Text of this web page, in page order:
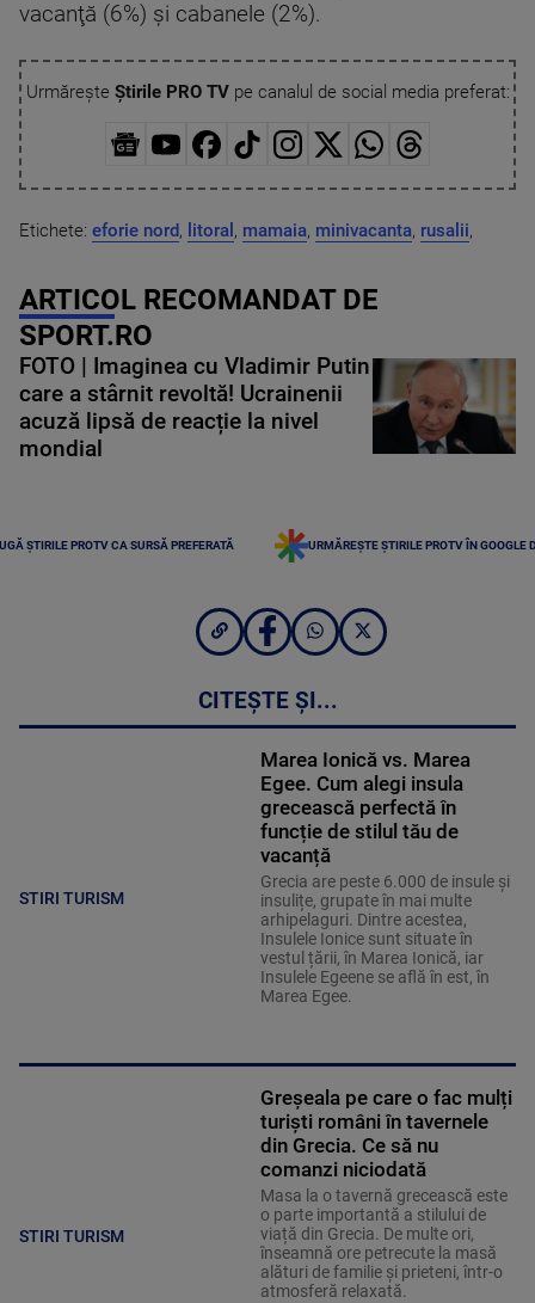
vacanţă (6%) şi cabanele (2%).
Urmărește Știrile PRO TVpe canalul de social media preferat:
Etichete: eforie nord, litoral , mamaia, minivacanta, rusalii,
ARTICOL RECOMANDAT DE
SPORT.RO
FOTO | Imaginea cu Vladimir Putin
care a stârnit revoltă! Ucrainenii
acuză lipsă de reacție la nivel
mondial
ȘTIRILE PROTV CA SURSĂ PREFERATĂ URMĂREȘTE ȘTIRILE PROTV ÎN GOOGLE
CITEȘTE ȘI...
STIRI TURISM
Marea Ionică vs. Marea
Egee. Cum alegi insula
grecească perfectă în
funcție de stilul tău de
vacanță
Grecia are peste 6.000 de insule și
insulițe, grupate în mai multe
arhipelaguri. Dintre acestea,
Insulele Ionice sunt situate în
vestul țării, în Marea Ionică, iar
Insulele Egeene se află în est, în
Marea Egee.
STIRI TURISM
Greșeala pe care o fac mulți
turiști români în tavernele
din Grecia. Ce să nu
comanzi niciodată
Masa la o tavernă grecească este
o parte importantă a stilului de
viață din Grecia. De multe ori,
înseamnă ore petrecute la masă
alături de familie și prieteni, într-o
atmosferă relaxată.